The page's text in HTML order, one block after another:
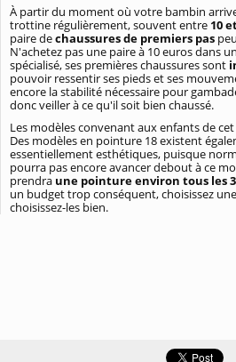
À partir du moment où votre bambin
trottine régulièrement, souvent entre 10
paire dechaussures de premiers pas
N'achetez pas une paire à 10 euros dans
spécialisé, ses premières chaussures sont
pouvoir ressentir ses pieds et ses
encore la stabilité nécessaire pour
donc veiller à ce qu'il soit bien chaussé.
Les modèles convenant aux enfants de
Des modèles en pointure 18 existent
essentiellement esthétiques, puisque
pourra pas encore avancer debout à ce
prendra une pointure environ tous les
un budget trop conséquent, choisissez
choisissez-les bien.